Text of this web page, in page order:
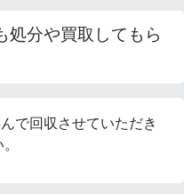
処分や買取してもら
で回収させていただき